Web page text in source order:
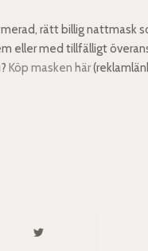
rätt billig nattmask
eller med tillfälligt
Köp masken här